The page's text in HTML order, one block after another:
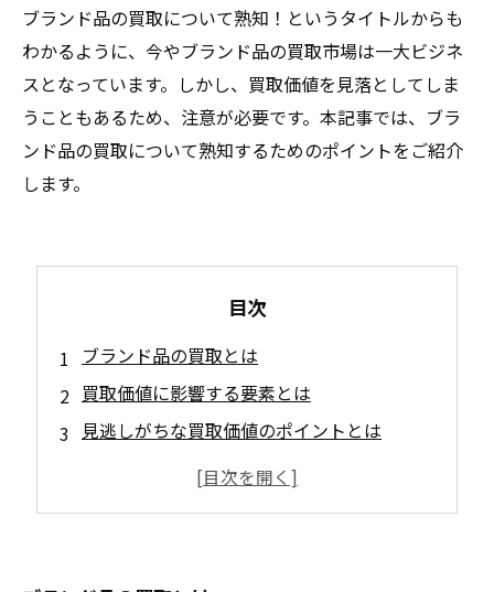
ブランド品の買取について熟知！というタイトルからも
わかるように、今やブランド品の買取市場は一大ビジネ
スとなっています。しかし、買取価値を見落としてしま
うこともあるため、注意が必要です。本記事では、ブラ
ンド品の買取について熟知するためのポイントをご紹介
します。
目次
ブランド品の買取とは
買取価値に影響する要素とは
見逃しがちな買取価値のポイントとは
高値で買取されやすい人気ブランドとは